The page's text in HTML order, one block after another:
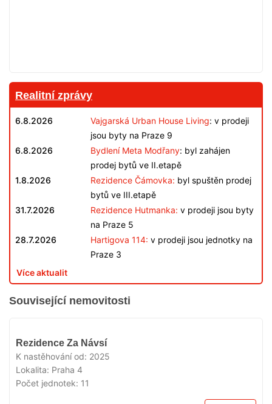
Realitní zprávy
6.8.2026 Vajgarská Urban House Living: v prodeji
jsou byty na Praze 9
6.8.2026
Bydlení Meta Modřany: byl zahájen
prodej bytů ve II.etapě
1.8.2026
Rezidence Čámovka: byl spuštěn prodej
bytů ve III.etapě
31.7.2026
Rezidence Hutmanka: v prodeji jsou byty
na Praze 5
28.7.2026
Hartigova 114: v prodeji jsou jednotky na
Praze 3
Více aktualit
Související nemovitosti
Rezidence Za Návsí
K nastěhování od: 2025
Lokalita: Praha 4
Počet jednotek: 11